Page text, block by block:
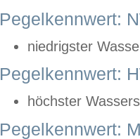
Pegelkennwert:
niedrigster
Pegelkennwert:
höchster
Pegelkennwert: